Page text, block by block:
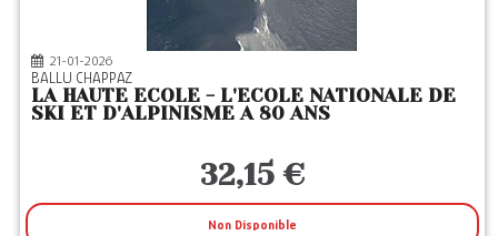
21-01-2026
BALLU CHAPPAZ
LA HAUTE ECOLE - L'ECOLE NATIONALE DE
SKI ET D'ALPINISME A 80 ANS
32,15 €
Non Disponible